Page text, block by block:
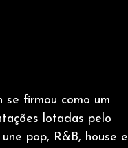
se firmou como um
lotadas pelo
pop, R&B, house e